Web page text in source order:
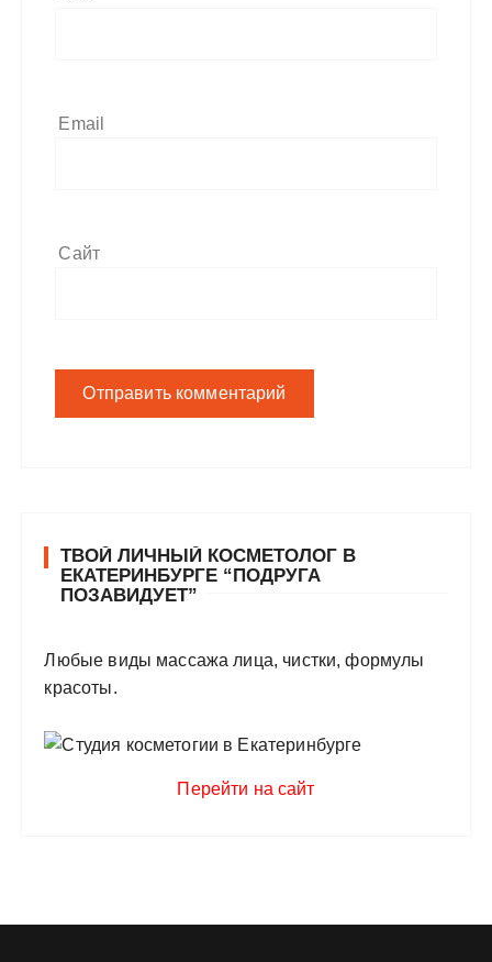
Email
Сайт
ТВОЙ ЛИЧНЫЙ КОСМЕТОЛОГ В
ЕКАТЕРИНБУРГЕ “ПОДРУГА
ПОЗАВИДУЕТ”
Любые виды массажа лица, чистки, формулы
красоты.
Перейти на сайт